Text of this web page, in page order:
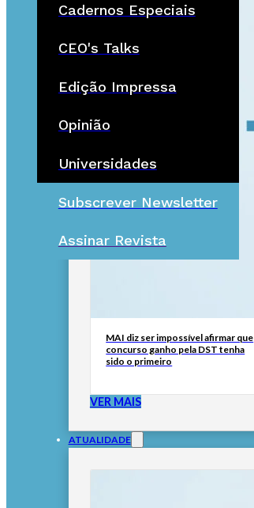
Cadernos Especiais
CEO's Talks
Edição Impressa
Opinião
Universidades
Subscrever Newsletter
Assinar Revista
MAI diz ser impossível afirmar que
concurso ganho pela DST tenha
sido o primeiro
VER MAIS
ATUALIDADE